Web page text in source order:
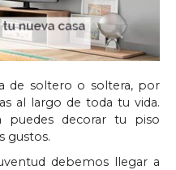
de soltero o soltera, por
al largo de toda tu vida.
decorar tu piso
gustos.
debemos llegar a